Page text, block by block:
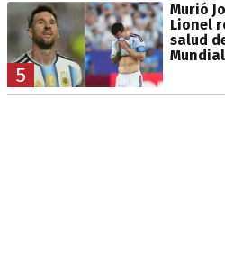
5
Murió
Lionel
salud